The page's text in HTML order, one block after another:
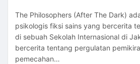
The Philosophers (After The Dark)
psikologis fiksi sains yang bercerita
di sebuah Sekolah Internasional di
bercerita tentang pergulatan
pemecahan…